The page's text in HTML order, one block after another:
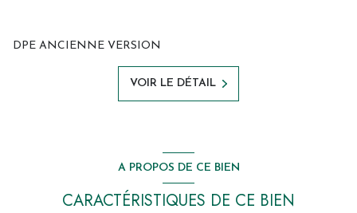
DPE ANCIENNE VERSION
VOIR LE DÉTAIL
A PROPOS DE CE BIEN
CARACTÉRISTIQUES DE CE BIEN